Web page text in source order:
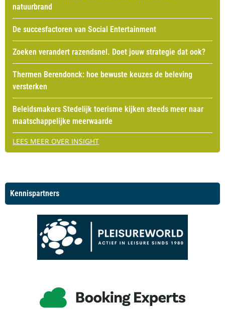
natuurbrand
De succesfactoren van Social Entertainment
Zoeken verandert razendsnel. Doet jouw strategie dat ook?
Thermen Berendonck: hoe bewuste keuzes de beleving
versterken
Beleidsmakers Stedelijk toerisme kijken steeds meer naar
maatschappelijke meerwaarde
LEES MEER OVER INSIGHT
Kennispartners